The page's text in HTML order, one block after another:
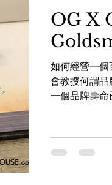
OG X
如何經營一
會教授何謂品
一個品牌壽命